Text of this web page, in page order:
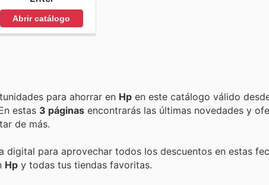
Abrir catálogo
Encuentra las mejores promociones, descuentos y oportunidades para ahorrar en Hp en este catálogo válido
En estas 3 páginas encontrarás las últimas novedades y
de más.
digital para aprovechar todos los descuentos en estas
Hp y todas tus tiendas favoritas.